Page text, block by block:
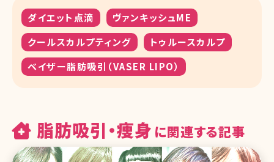
ダイエット点滴
ヴァンキッシュME
クールスカルプティング
トゥルースカルプ
ベイザー脂肪吸引（VASER LIPO）
脂肪吸引・痩身 に関連する記事